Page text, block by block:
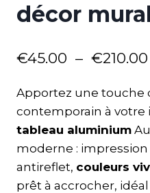
décor
€45.00 – €210.00
Apportez une touche
contemporain à votre
tableau aluminium
moderne :
antireflet, couleurs
prêt à accrocher,